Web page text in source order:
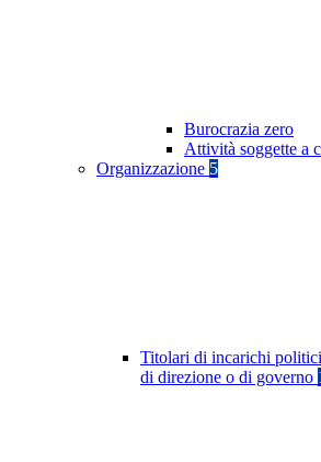
Burocrazia zero
Attività soggette a
Organizzazione 5
Titolari di incarichi
di direzione o di governo